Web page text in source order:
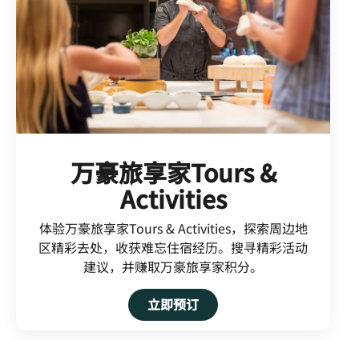
万豪旅享家Tours &
Activities
体验万豪旅享家Tours & Activities，探索周边地
区精彩去处，收获难忘住宿经历。搜寻精彩活动
建议，并赚取万豪旅享家积分。
立即预订Open in New Tab